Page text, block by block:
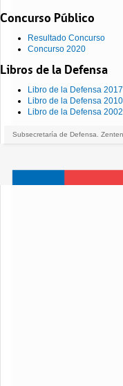
Concurso Público
Resultado Concurso
Concurso 2020
Libros de la Defensa
Libro de la Defensa 2017
Libro de la Defensa 2010
Libro de la Defensa 2002
Subsecretaría de Defensa.